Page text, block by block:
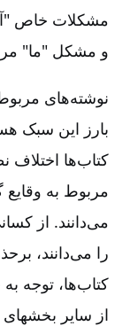
مشکلات خاص
و مشکل "ما"
نوشته‌های
بارز این سبک
کتاب‌ها اختلاف
مربوط به وقایع
می‌دانند. از
را می‌دانند،
کتاب‌ها، توجه
از سایر